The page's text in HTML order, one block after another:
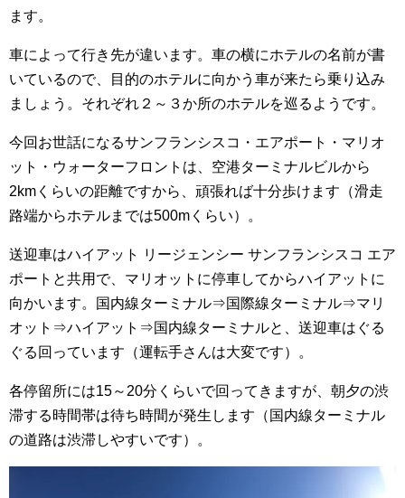
ます。
車によって行き先が違います。車の横にホテルの名前が書
いているので、目的のホテルに向かう車が来たら乗り込み
ましょう。それぞれ２～３か所のホテルを巡るようです。
今回お世話になるサンフランシスコ・エアポート・マリオ
ット・ウォーターフロントは、空港ターミナルビルから
2kmくらいの距離ですから、頑張れば十分歩けます（滑走
路端からホテルまでは500mくらい）。
送迎車はハイアット リージェンシー サンフランシスコ エア
ポートと共用で、マリオットに停車してからハイアットに
向かいます。国内線ターミナル⇒国際線ターミナル⇒マリ
オット⇒ハイアット⇒国内線ターミナルと、送迎車はぐる
ぐる回っています（運転手さんは大変です）。
各停留所には15～20分くらいで回ってきますが、朝夕の渋
滞する時間帯は待ち時間が発生します（国内線ターミナル
の道路は渋滞しやすいです）。